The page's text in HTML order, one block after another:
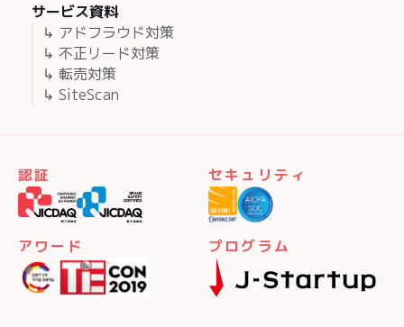
サービス資料
↳ アドフラウド対策
↳ 不正リード対策
↳ 転売対策
↳ SiteScan
認証 セキュリティ
アワード プログラム